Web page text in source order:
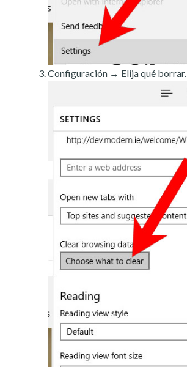
Configuración → Elija qué borrar.